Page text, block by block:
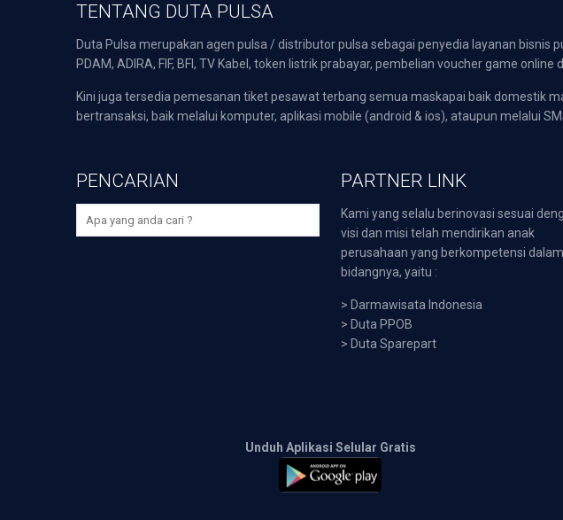
TENTANG DUTA PULSA
Duta Pulsa merupakan agen pulsa / distributor pulsa sebagai penyedia layanan bisnis
PDAM, ADIRA, FIF, BFI, TV Kabel, token listrik prabayar, pembelian voucher game
Kini juga tersedia pemesanan tiket pesawat terbang semua maskapai baik domestik
bertransaksi, baik melalui komputer, aplikasi mobile (android & ios), ataupun melalui
PENCARIAN PARTNER LINK
Kami yang selalu berinovasi sesuai
visi dan misi telah mendirikan anak
perusahaan yang berkompetensi dalam
bidangnya, yaitu :
> Darmawisata Indonesia
> Duta PPOB
> Duta Sparepart
Unduh Aplikasi Selular Gratis